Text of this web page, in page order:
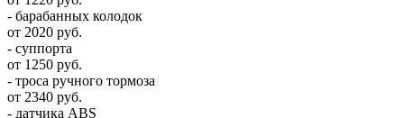
- барабанных колодок
от 2020 руб.
- суппорта
от 1250 руб.
- троса ручного тормоза
от 2340 руб.
- датчика ABS